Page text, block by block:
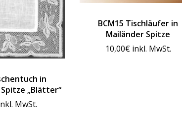
in
„Blätter“
MwSt.
BCM15 Tischläufer in
Mailänder Spitze
10,00€ inkl. MwSt.